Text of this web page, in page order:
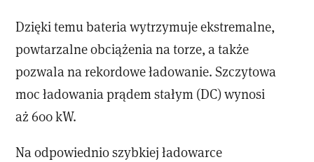
Dzięki temu bateria wytrzymuje ekstremalne,
powtarzalne obciążenia na torze, a także
pozwala na rekordowe ładowanie. Szczytowa
moc ładowania prądem stałym (DC) wynosi
aż 600 kW.
Na odpowiednio szybkiej ładowarce